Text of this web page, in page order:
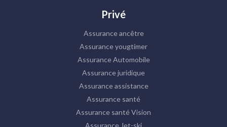
Privé
Assurance ancêtre
Assurance yougtimer
Assurance Automobile
Assurance juridique
Assurance assistance
Assurance santé
Assurance santé Vision
Assurance Jet-ski